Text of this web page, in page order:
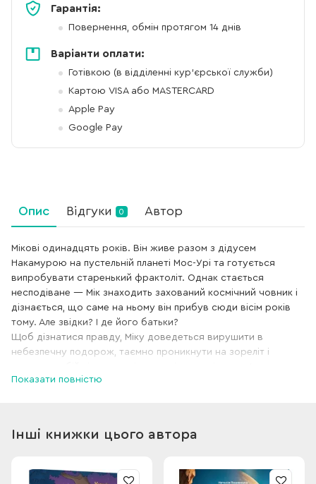
Гарантія:
Повернення, обмін протягом 14 днів
Варіанти оплати:
Готівкою (в відділенні кур'єрської служби)
Картою VISA або MASTERCARD
Apple Pay
Google Pay
Опис Відгуки 0 Автор
Мікові одинадцять років. Він живе разом з дідусем
Накамурою на пустельній планеті Мос-Урі та готується
випробувати старенький фрактоліт. Однак стається
несподіване — Мік знаходить захований космічний човник і
дізнається, що саме на ньому він прибув сюди вісім років
тому. Але звідки? І де його батьки?
Щоб дізнатися правду, Міку доведеться вирушити в
небезпечну подорож, таємно проникнути на зореліт і
«Викрадач планет: Хроніки “Кассіопеї”» — захоплива історія
останньої сторінки.
Показати повністю
Інші книжки цього автора